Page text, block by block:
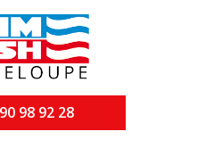
98 92 28